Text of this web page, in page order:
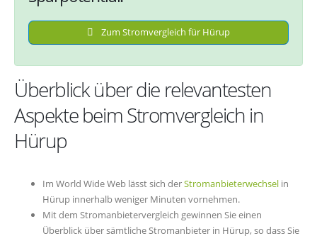
Zum Stromvergleich für Hürup
Überblick über die relevantesten
Aspekte beim Stromvergleich in
Hürup
Im World Wide Web lässt sich derStromanbieterwechsel in
Hürup innerhalb weniger Minuten vornehmen.
Mit dem Stromanbietervergleich gewinnen Sie einen
Überblick über sämtliche Stromanbieter in Hürup, so dass Sie